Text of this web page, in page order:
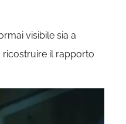
visibile sia a
ricostruire il rapporto